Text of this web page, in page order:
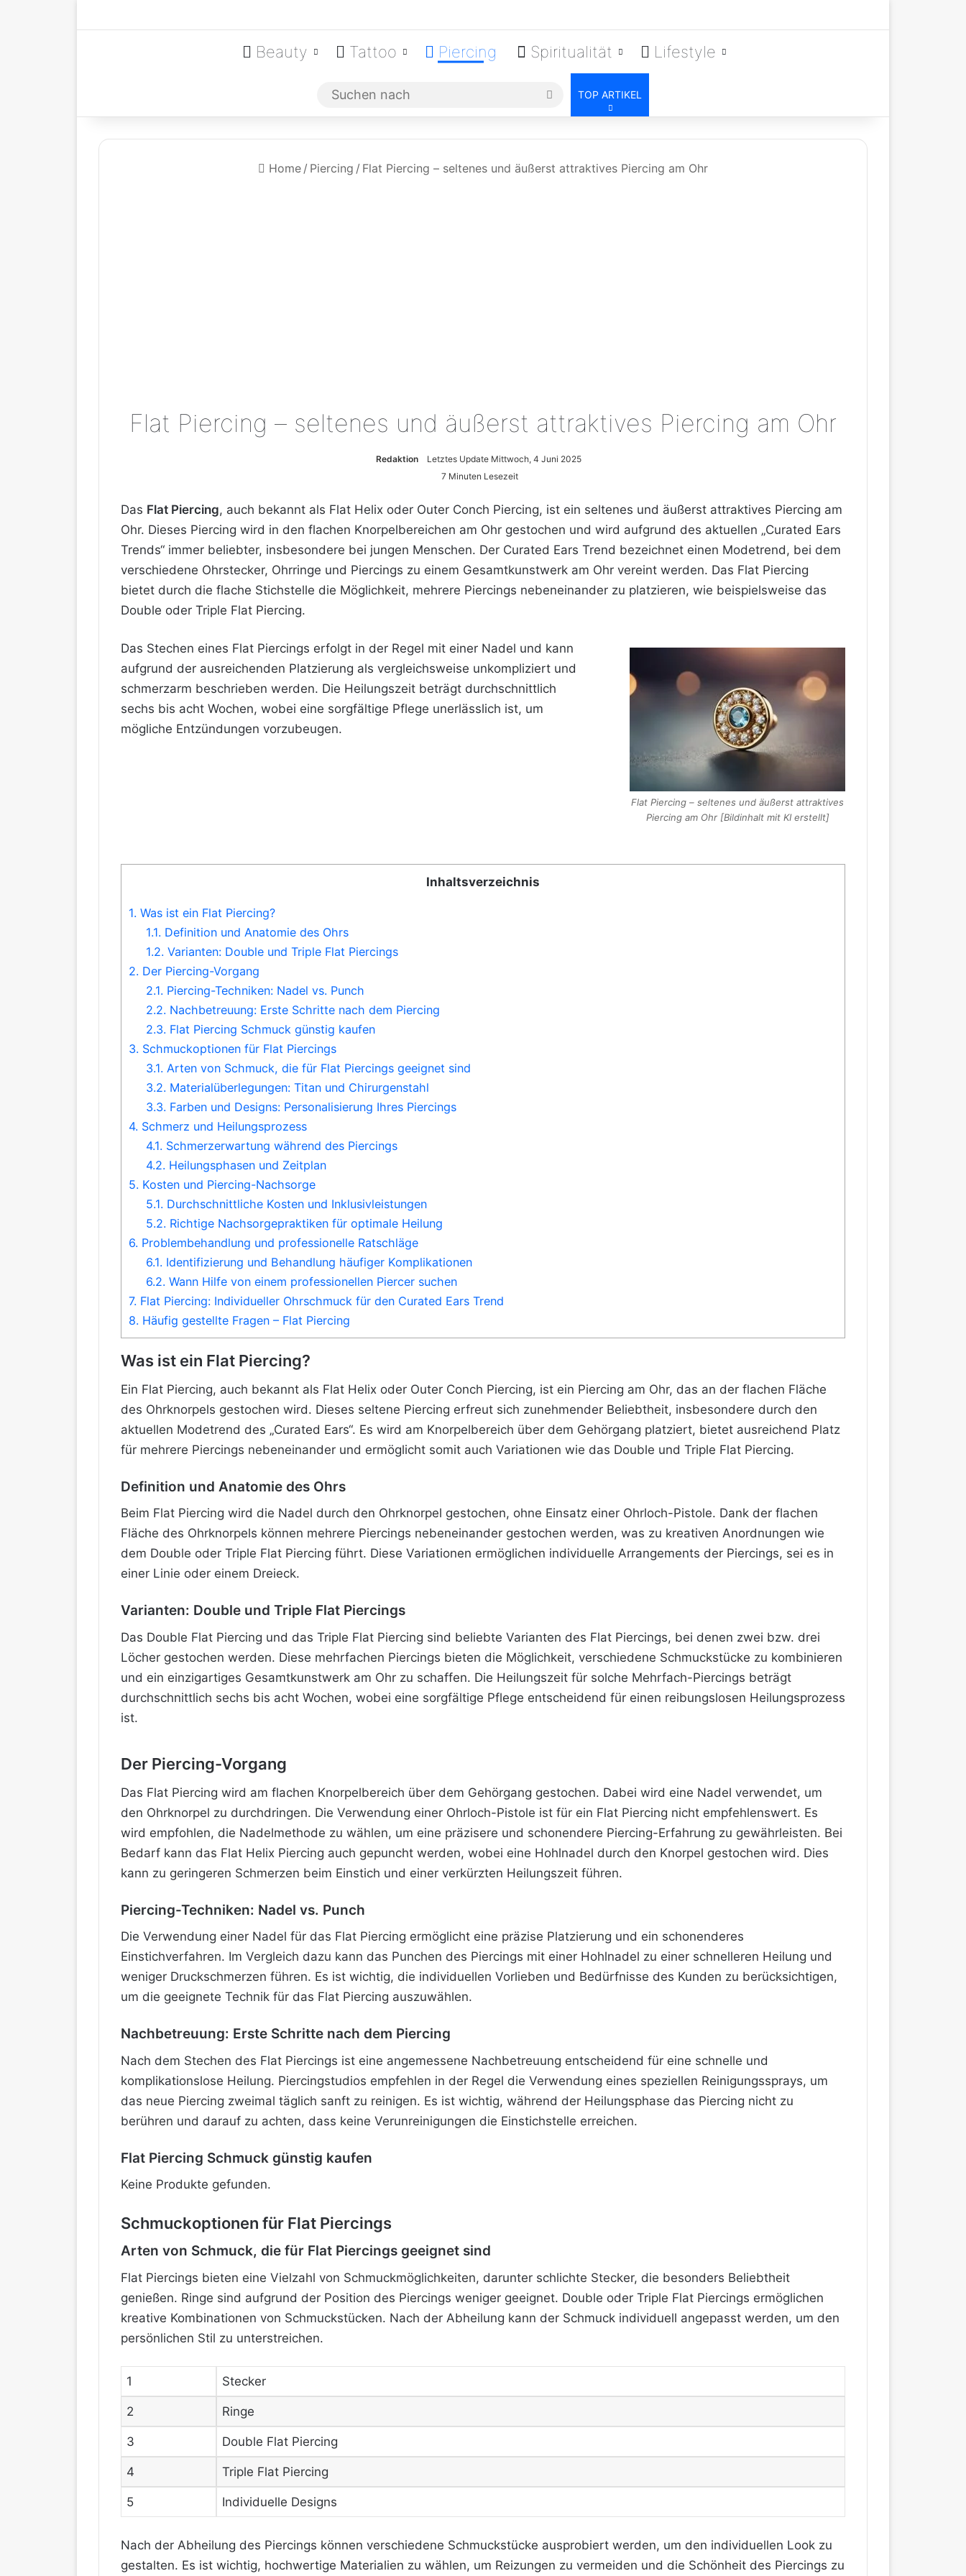
Beauty Tattoo Piercing Spiritualität Lifestyle
Suchen
nach
TOP ARTIKEL
Home / Piercing / Flat Piercing – seltenes und äußerst attraktives Piercing am Ohr
Flat Piercing – seltenes und äußerst attraktives Piercing am Ohr
Redaktion
Letztes Update Mittwoch, 4 Juni 2025
7 Minuten Lesezeit
Das Flat Piercing, auch bekannt als Flat Helix oder Outer Conch Piercing, ist ein seltenes und äußerst attraktives Piercing am
Ohr. Dieses Piercing wird in den flachen Knorpelbereichen am Ohr gestochen und wird aufgrund des aktuellen „Curated Ears
Trends“ immer beliebter, insbesondere bei jungen Menschen. Der Curated Ears Trend bezeichnet einen Modetrend, bei dem
verschiedene Ohrstecker, Ohrringe und Piercings zu einem Gesamtkunstwerk am Ohr vereint werden. Das Flat Piercing
bietet durch die flache Stichstelle die Möglichkeit, mehrere Piercings nebeneinander zu platzieren, wie beispielsweise das
Double oder Triple Flat Piercing.
Flat Piercing – seltenes und äußerst attraktives
Piercing am Ohr [Bildinhalt mit KI erstellt]
Das Stechen eines Flat Piercings erfolgt in der Regel mit einer Nadel und kann
aufgrund der ausreichenden Platzierung als vergleichsweise unkompliziert und
schmerzarm beschrieben werden. Die Heilungszeit beträgt durchschnittlich
sechs bis acht Wochen, wobei eine sorgfältige Pflege unerlässlich ist, um
mögliche Entzündungen vorzubeugen.
Inhaltsverzeichnis
1. Was ist ein Flat Piercing?
1.1. Definition und Anatomie des Ohrs
1.2. Varianten: Double und Triple Flat Piercings
2. Der Piercing-Vorgang
2.1. Piercing-Techniken: Nadel vs. Punch
2.2. Nachbetreuung: Erste Schritte nach dem Piercing
2.3. Flat Piercing Schmuck günstig kaufen
3. Schmuckoptionen für Flat Piercings
3.1. Arten von Schmuck, die für Flat Piercings geeignet sind
3.2. Materialüberlegungen: Titan und Chirurgenstahl
3.3. Farben und Designs: Personalisierung Ihres Piercings
4. Schmerz und Heilungsprozess
4.1. Schmerzerwartung während des Piercings
4.2. Heilungsphasen und Zeitplan
5. Kosten und Piercing-Nachsorge
5.1. Durchschnittliche Kosten und Inklusivleistungen
5.2. Richtige Nachsorgepraktiken für optimale Heilung
6. Problembehandlung und professionelle Ratschläge
6.1. Identifizierung und Behandlung häufiger Komplikationen
6.2. Wann Hilfe von einem professionellen Piercer suchen
7. Flat Piercing: Individueller Ohrschmuck für den Curated Ears Trend
8. Häufig gestellte Fragen – Flat Piercing
Was ist ein Flat Piercing?
Ein Flat Piercing, auch bekannt als Flat Helix oder Outer Conch Piercing, ist ein Piercing am Ohr, das an der flachen Fläche
des Ohrknorpels gestochen wird. Dieses seltene Piercing erfreut sich zunehmender Beliebtheit, insbesondere durch den
aktuellen Modetrend des „Curated Ears“. Es wird am Knorpelbereich über dem Gehörgang platziert, bietet ausreichend Platz
für mehrere Piercings nebeneinander und ermöglicht somit auch Variationen wie das Double und Triple Flat Piercing.
Definition und Anatomie des Ohrs
Beim Flat Piercing wird die Nadel durch den Ohrknorpel gestochen, ohne Einsatz einer Ohrloch-Pistole. Dank der flachen
Fläche des Ohrknorpels können mehrere Piercings nebeneinander gestochen werden, was zu kreativen Anordnungen wie
dem Double oder Triple Flat Piercing führt. Diese Variationen ermöglichen individuelle Arrangements der Piercings, sei es in
einer Linie oder einem Dreieck.
Varianten: Double und Triple Flat Piercings
Das Double Flat Piercing und das Triple Flat Piercing sind beliebte Varianten des Flat Piercings, bei denen zwei bzw. drei
Löcher gestochen werden. Diese mehrfachen Piercings bieten die Möglichkeit, verschiedene Schmuckstücke zu kombinieren
und ein einzigartiges Gesamtkunstwerk am Ohr zu schaffen. Die Heilungszeit für solche Mehrfach-Piercings beträgt
durchschnittlich sechs bis acht Wochen, wobei eine sorgfältige Pflege entscheidend für einen reibungslosen Heilungsprozess
ist.
Der Piercing-Vorgang
Das Flat Piercing wird am flachen Knorpelbereich über dem Gehörgang gestochen. Dabei wird eine Nadel verwendet, um
den Ohrknorpel zu durchdringen. Die Verwendung einer Ohrloch-Pistole ist für ein Flat Piercing nicht empfehlenswert. Es
wird empfohlen, die Nadelmethode zu wählen, um eine präzisere und schonendere Piercing-Erfahrung zu gewährleisten. Bei
Bedarf kann das Flat Helix Piercing auch gepuncht werden, wobei eine Hohlnadel durch den Knorpel gestochen wird. Dies
kann zu geringeren Schmerzen beim Einstich und einer verkürzten Heilungszeit führen.
Piercing-Techniken: Nadel vs. Punch
Die Verwendung einer Nadel für das Flat Piercing ermöglicht eine präzise Platzierung und ein schonenderes
Einstichverfahren. Im Vergleich dazu kann das Punchen des Piercings mit einer Hohlnadel zu einer schnelleren Heilung und
weniger Druckschmerzen führen. Es ist wichtig, die individuellen Vorlieben und Bedürfnisse des Kunden zu berücksichtigen,
um die geeignete Technik für das Flat Piercing auszuwählen.
Nachbetreuung: Erste Schritte nach dem Piercing
Nach dem Stechen des Flat Piercings ist eine angemessene Nachbetreuung entscheidend für eine schnelle und
komplikationslose Heilung. Piercingstudios empfehlen in der Regel die Verwendung eines speziellen Reinigungssprays, um
das neue Piercing zweimal täglich sanft zu reinigen. Es ist wichtig, während der Heilungsphase das Piercing nicht zu
berühren und darauf zu achten, dass keine Verunreinigungen die Einstichstelle erreichen.
Flat Piercing Schmuck günstig kaufen
Keine Produkte gefunden.
Schmuckoptionen für Flat Piercings
Arten von Schmuck, die für Flat Piercings geeignet sind
Flat Piercings bieten eine Vielzahl von Schmuckmöglichkeiten, darunter schlichte Stecker, die besonders Beliebtheit
genießen. Ringe sind aufgrund der Position des Piercings weniger geeignet. Double oder Triple Flat Piercings ermöglichen
kreative Kombinationen von Schmuckstücken. Nach der Abheilung kann der Schmuck individuell angepasst werden, um den
persönlichen Stil zu unterstreichen.
1 Stecker
2 Ringe
3 Double Flat Piercing
4 Triple Flat Piercing
5 Individuelle Designs
Nach der Abheilung des Piercings können verschiedene Schmuckstücke ausprobiert werden, um den individuellen Look zu
gestalten. Es ist wichtig, hochwertige Materialien zu wählen, um Reizungen zu vermeiden und die Schönheit des Piercings zu